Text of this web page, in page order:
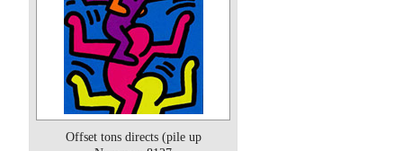
Offset tons directs (pile up